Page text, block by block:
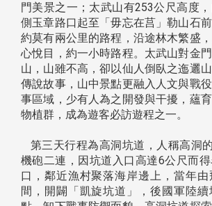
門美景之一；太武山有253公尺高度
側玉章路口起至「毋忘在莒」勒山石
約莫有兩公里的路程，沿途林木繁盛
心悅目，約一小時路程。太武山對金
山，山雖不高，卻以仙人倒臥之迤邐
傳說故事，山中景點更融入人文與戰
事區域，少有人為之開發與干擾，蘊
物植群，成為遊客必訪遊程之一。
第三天行程為高洞坑道，人稱高洞
機砲二連，因坑道入口高達6公尺而
口，鄰近漁村聚落海岸邊上，當年
間，開闢「凱旋坑道」，後國軍陸